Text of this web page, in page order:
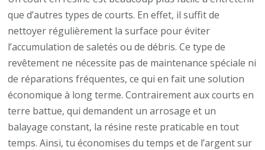
que d’autres types de courts. En effet, il suffit de
nettoyer régulièrement la surface pour éviter
l’accumulation de saletés ou de débris. Ce type de
revêtement ne nécessite pas de maintenance spéciale ni
de réparations fréquentes, ce qui en fait une solution
économique à long terme. Contrairement aux courts en
terre battue, qui demandent un arrosage et un
balayage constant, la résine reste praticable en tout
temps. Ainsi, tu économises du temps et de l’argent sur